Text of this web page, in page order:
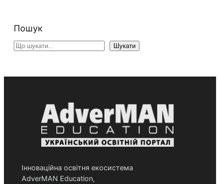
Пошук
S
Шукати
Інноваційна освітня екосистема
AdverMAN Education,